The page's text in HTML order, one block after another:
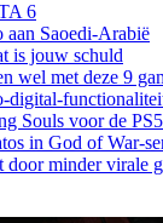
6
Saoedi-Arabië
is jouw schuld
wel met deze 9
digital-
Souls voor de PS5
in God of War-
minder virale